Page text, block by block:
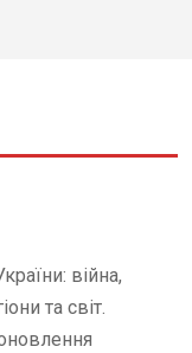
війна,
та світ.